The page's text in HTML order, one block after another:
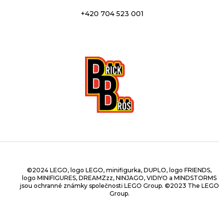
+420 704 523 001
©2024 LEGO, logo LEGO, minifigurka, DUPLO, logo FRIENDS,
logo MINIFIGURES, DREAMZzz, NINJAGO, VIDIYO a MINDSTORMS
jsou ochranné známky společnosti LEGO Group. ©2023 The LEGO
Group.